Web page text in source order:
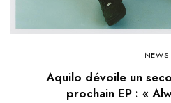
NEWS
Aquilo dévoile un
prochain EP : «